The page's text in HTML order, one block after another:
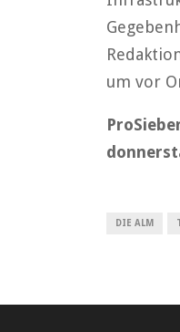
um vor
DIE ALM